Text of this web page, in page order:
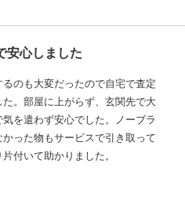
安心しました
のも大変だったので自宅で査定
。部屋に上がらず、玄関先で大
を遣わず安心でした。ノーブラ
った物もサービスで引き取って
付いて助かりました。